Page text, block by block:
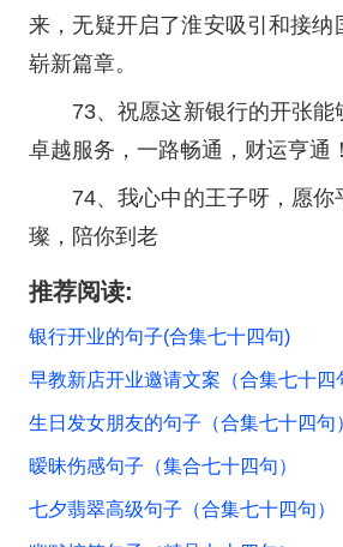
来，无疑开启了淮安吸引和接纳
崭新篇章。
73、祝愿这新银行的开张能
卓越服务，一路畅通，财运亨通！
74、我心中的王子呀，愿你
璨，陪你到老
推荐阅读:
银行开业的句子(合集七十四句)
早教新店开业邀请文案（合集七十四
生日发女朋友的句子（合集七十四句
暧昧伤感句子（集合七十四句）
七夕翡翠高级句子（合集七十四句）